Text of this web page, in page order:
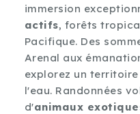
immersion
actifs, forêts
Pacifique. Des
Arenal aux
explorez un
l'eau. Randonnées
d'animaux